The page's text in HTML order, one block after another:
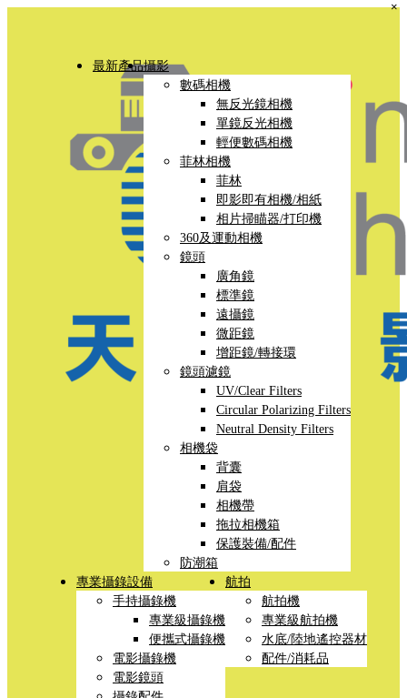
最新產品攝影
數碼相機
無反光鏡相機
單鏡反光相機
輕便數碼相機
菲林相機
菲林
即影即有相機/相紙
相片掃瞄器/打印機
360及運動相機
鏡頭
廣角鏡
標準鏡
遠攝鏡
微距鏡
增距鏡/轉接環
鏡頭濾鏡
UV/Clear Filters
Circular Polarizing Filters
Neutral Density Filters
相機袋
背囊
肩袋
相機帶
拖拉相機箱
保護裝備/配件
防潮箱
專業攝錄設備
手持攝錄機
專業級攝錄機
便攜式攝錄機
電影攝錄機
電影鏡頭
航拍
航拍機
專業級航拍機
水底/陸地遙控器材
配件/消耗品
×